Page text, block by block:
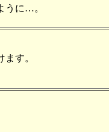
うに…。
す。